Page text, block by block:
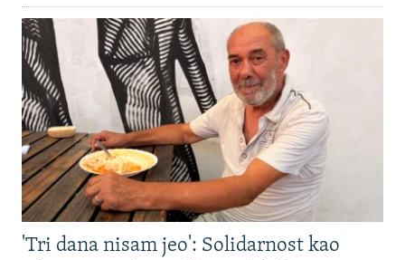
'Tri dana nisam jeo': Solidarnost kao